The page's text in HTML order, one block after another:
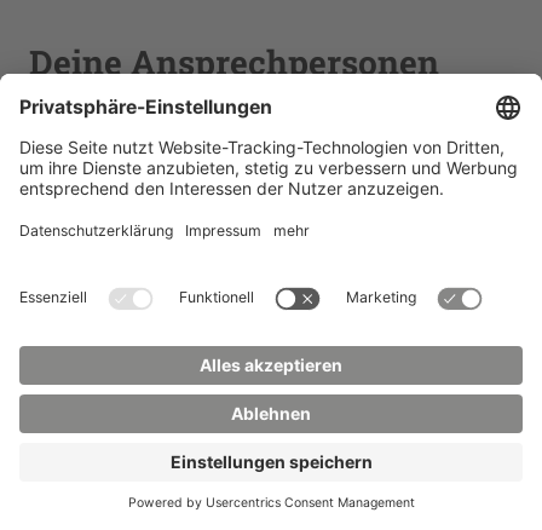
Deine Ansprechpersonen
Fachstudienberater
Jörg Kretzschmar